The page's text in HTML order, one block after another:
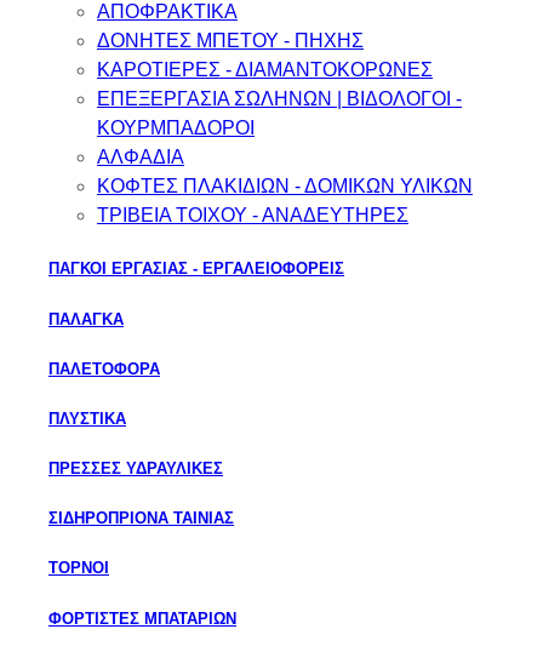
ΑΠΟΦΡΑΚΤΙΚΑ
ΔΟΝΗΤΕΣ ΜΠΕΤΟΥ - ΠΗΧΗΣ
ΚΑΡΟΤΙΕΡΕΣ - ΔΙΑΜΑΝΤΟΚΟΡΩΝΕΣ
ΕΠΕΞΕΡΓΑΣΙΑ ΣΩΛΗΝΩΝ | ΒΙΔΟΛΟΓΟΙ -
ΚΟΥΡΜΠΑΔΟΡΟΙ
ΑΛΦΑΔΙΑ
ΚΟΦΤΕΣ ΠΛΑΚΙΔΙΩΝ - ΔΟΜΙΚΩΝ ΥΛΙΚΩΝ
ΤΡΙΒΕΙΑ ΤΟΙΧΟΥ - ΑΝΑΔΕΥΤΗΡΕΣ
ΠΑΓΚΟΙ ΕΡΓΑΣΙΑΣ - ΕΡΓΑΛΕΙΟΦΟΡΕΙΣ
ΠΑΛΑΓΚΑ
ΠΑΛΕΤΟΦΟΡΑ
ΠΛΥΣΤΙΚΑ
ΠΡΕΣΣΕΣ ΥΔΡΑΥΛΙΚΕΣ
ΣΙΔΗΡΟΠΡΙΟΝΑ ΤΑΙΝΙΑΣ
ΤΟΡΝΟΙ
ΦΟΡΤΙΣΤΕΣ ΜΠΑΤΑΡΙΩΝ